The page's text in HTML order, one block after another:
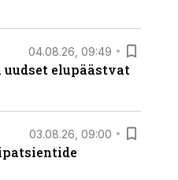
04.08.26, 09:49
uudset elupäästvat
03.08.26, 09:00